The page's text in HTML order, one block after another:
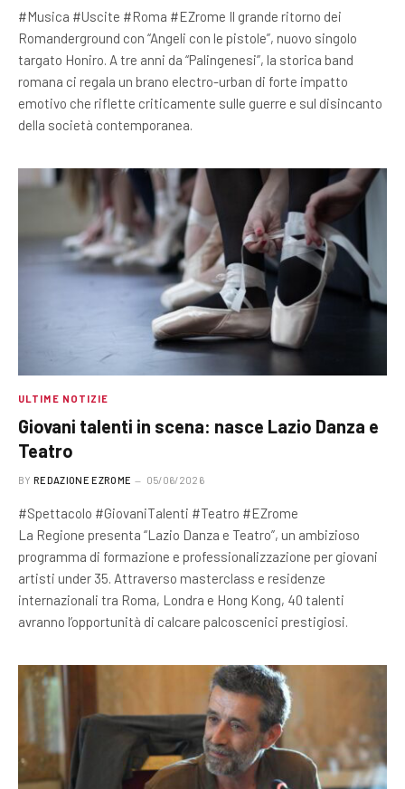
#Musica #Uscite #Roma #EZrome Il grande ritorno dei
Romanderground con “Angeli con le pistole”, nuovo singolo
targato Honiro. A tre anni da “Palingenesi”, la storica band
romana ci regala un brano electro-urban di forte impatto
emotivo che riflette criticamente sulle guerre e sul disincanto
della società contemporanea.
ULTIME NOTIZIE
Giovani talenti in scena: nasce Lazio Danza e
Teatro
BY REDAZIONE EZROME 05/06/2026
#Spettacolo #GiovaniTalenti #Teatro #EZrome
La Regione presenta “Lazio Danza e Teatro”, un ambizioso
programma di formazione e professionalizzazione per giovani
artisti under 35. Attraverso masterclass e residenze
internazionali tra Roma, Londra e Hong Kong, 40 talenti
avranno l’opportunità di calcare palcoscenici prestigiosi.